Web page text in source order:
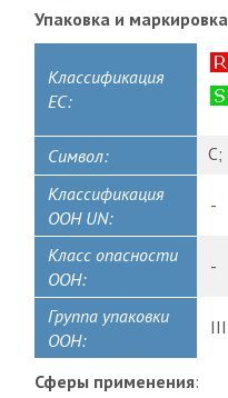
Упаковка и маркировка
Классификация
ЕС:
Символ:
C;
Классификация
ООН UN:
-
Класс опасности
ООН:
-
Группа упаковки
ООН:
III
Сферы применения: